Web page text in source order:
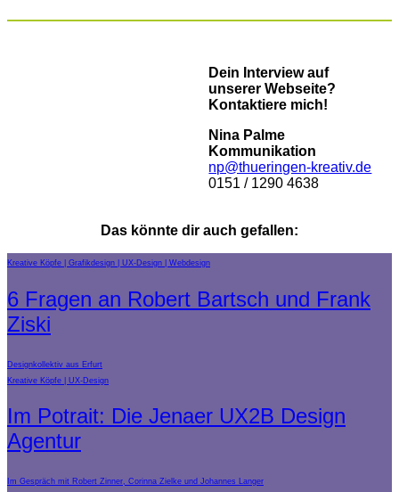
Dein Interview auf
unserer Webseite?
Kontaktiere mich!
Nina Palme
Kommunikation
np@thueringen-kreativ.de
0151 / 1290 4638
Das könnte dir auch gefallen:
Kreative Köpfe Grafikdesign UX-Design Webdesign
6 Fragen an Robert Bartsch und Frank
Ziski
Designkollektiv aus Erfurt
Kreative Köpfe
UX-Design
Im Potrait: Die Jenaer UX2B Design
Agentur
Im Gespräch mit Robert Zinner, Corinna Zielke und Johannes Langer